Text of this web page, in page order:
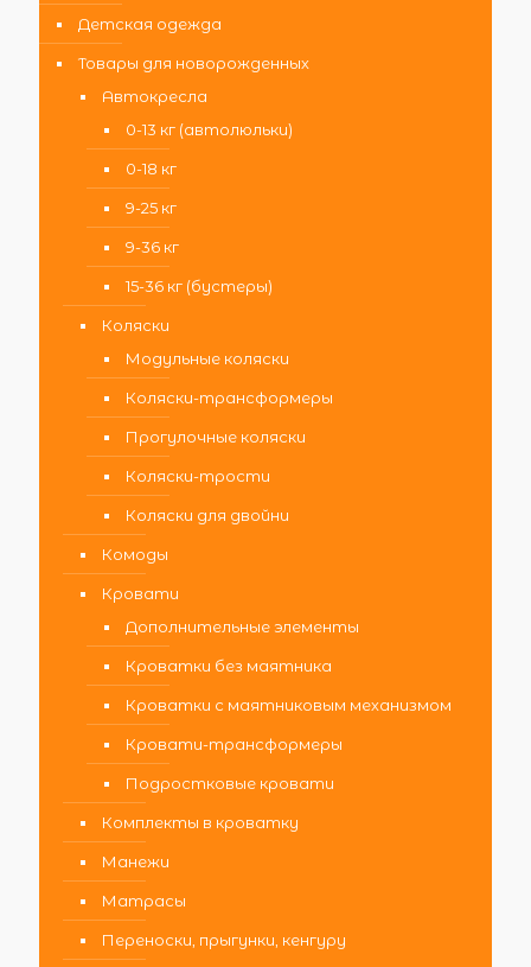
Детская одежда
Товары для новорожденных
Автокресла
0-13 кг (автолюльки)
0-18 кг
9-25 кг
9-36 кг
15-36 кг (бустеры)
Коляски
Модульные коляски
Коляски-трансформеры
Прогулочные коляски
Коляски-трости
Коляски для двойни
Комоды
Кровати
Дополнительные элементы
Кроватки без маятника
Кроватки с маятниковым механизмом
Кровати-трансформеры
Подростковые кровати
Комплекты в кроватку
Манежи
Матрасы
Переноски, прыгунки, кенгуру